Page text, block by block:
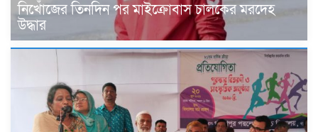
নিখোঁজের তিনদিন পর মাইক্রোবাস চালকের মরদেহ
উদ্ধার